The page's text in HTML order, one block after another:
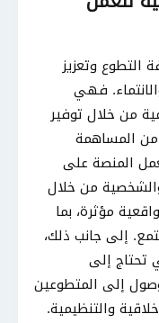
وتعزيز
فهي
من خلال توفير
من المساهمة
المنصة على
من خلال
مؤثرة، بما
إلى جانب ذلك،
تحتاج إلى
إلى المتطوعين
والتنظيمية.